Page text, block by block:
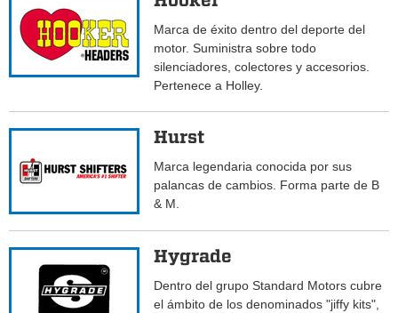
Marca de éxito dentro del deporte del
motor. Suministra sobre todo
silenciadores, colectores y accesorios.
Pertenece a Holley.
Hurst
Marca legendaria conocida por sus
palancas de cambios. Forma parte de B
& M.
Hygrade
Dentro del grupo Standard Motors cubre
el ámbito de los denominados "jiffy kits",